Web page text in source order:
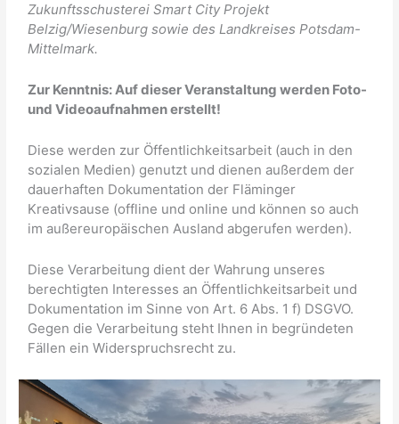
Zukunftsschusterei Smart City Projekt
Belzig/Wiesenburg sowie des Landkreises Potsdam-
Mittelmark.
Zur Kenntnis: Auf dieserVeranstaltung werden Foto-
undVideoaufnahmenerstellt!
Diese werden zur Öffentlichkeitsarbeit (auch in den
sozialen Medien) genutzt und dienen außerdem der
dauerhaften Dokumentation der Fläminger
Kreativsause (offline und online und können so auch
im außereuropäischen Ausland abgerufen werden).
Diese Verarbeitung dient der Wahrung unseres
berechtigten Interesses an Öffentlichkeitsarbeit und
Dokumentation im Sinne von Art. 6 Abs. 1 f) DSGVO.
Gegen die Verarbeitung steht Ihnen in begründeten
Fällen ein Widerspruchsrecht zu.